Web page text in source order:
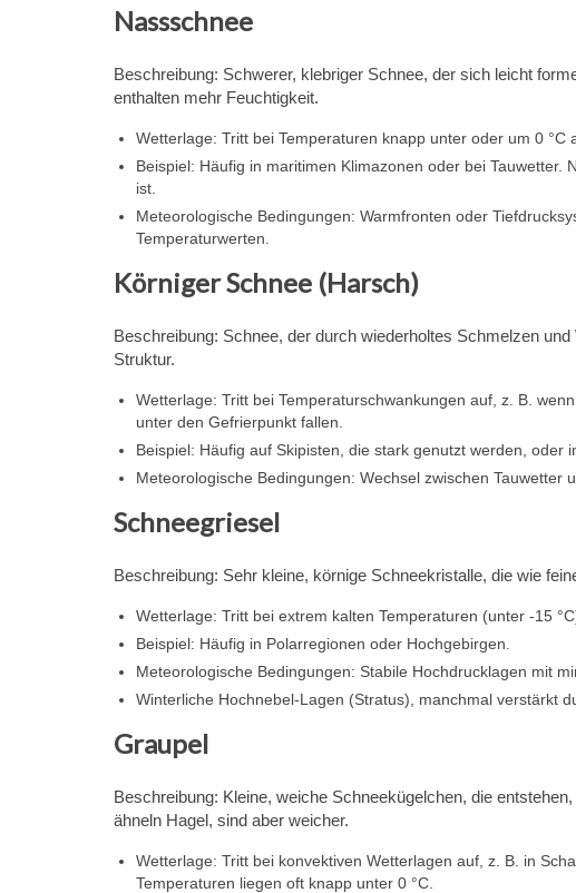
Nassschnee
Beschreibung: Schwerer, klebriger Schnee, der sich leicht
enthalten mehr Feuchtigkeit.
Wetterlage: Tritt bei Temperaturen knapp unter oder um 0
Beispiel: Häufig in maritimen Klimazonen oder bei
ist.
Meteorologische Bedingungen: Warmfronten oder
Temperaturwerten.
Körniger Schnee (Harsch)
Beschreibung: Schnee, der durch wiederholtes Schmelzen
Struktur.
Wetterlage: Tritt bei Temperaturschwankungen auf, z. B.
unter den Gefrierpunkt fallen.
Beispiel: Häufig auf Skipisten, die stark genutzt werden, oder
Meteorologische Bedingungen: Wechsel zwischen Tauwetter
Schneegriesel
Beschreibung: Sehr kleine, körnige Schneekristalle, die wie
Wetterlage: Tritt bei extrem kalten Temperaturen (unter -15
Beispiel: Häufig in Polarregionen oder Hochgebirgen.
Meteorologische Bedingungen: Stabile Hochdrucklagen mit
Winterliche Hochnebel-Lagen (Stratus), manchmal verstärkt
Graupel
Beschreibung: Kleine, weiche Schneekügelchen, die
ähneln Hagel, sind aber weicher.
Wetterlage: Tritt bei konvektiven Wetterlagen auf, z. B. in
Temperaturen liegen oft knapp unter 0 °C.